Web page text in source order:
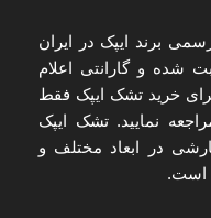
برند ایپک در ایران
شده و گارانتی اعلام
خرید تشک ایپک فقط
نمایید. تشک ایپک
در ابعاد مختلف و
است.